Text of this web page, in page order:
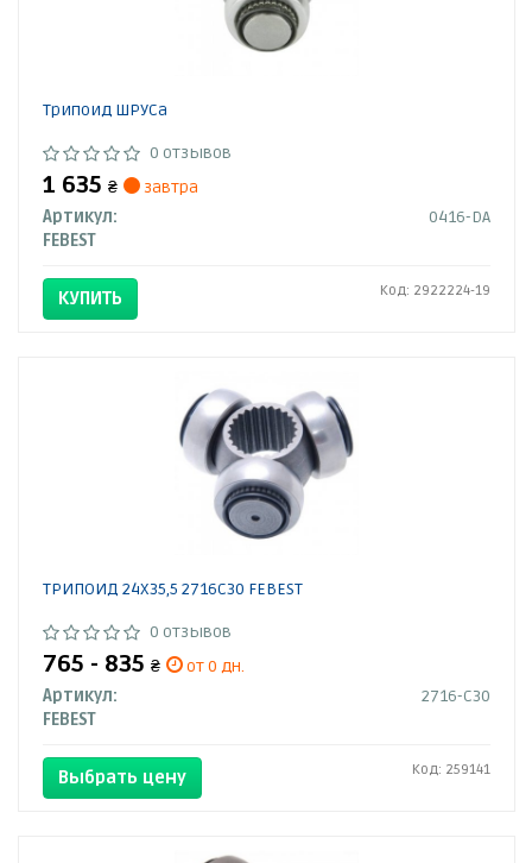
Трипоид ШРУСа
0 отзывов
1 635 ₴
завтра
Артикул:
0416-DA
FEBEST
КУПИТЬ Код: 2922224-19
ТРИПОИД 24X35,5 2716C30 FEBEST
0 отзывов
765 - 835 ₴
от 0 дн.
Артикул:
2716-C30
FEBEST
Выбрать цену Код: 259141